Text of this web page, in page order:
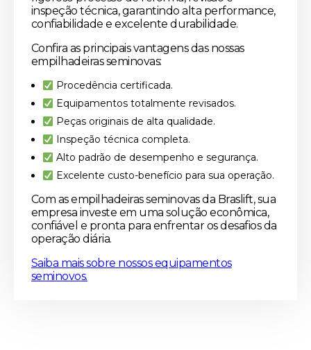
inspeção técnica, garantindo alta performance,
confiabilidade e excelente durabilidade.
Confira as principais vantagens das nossas
empilhadeiras seminovas:
Procedência certificada.
Equipamentos totalmente revisados.
Peças originais de alta qualidade.
Inspeção técnica completa.
Alto padrão de desempenho e segurança.
Excelente custo-benefício para sua operação.
Com as empilhadeiras seminovas da Braslift, sua
empresa investe em uma solução econômica,
confiável e pronta para enfrentar os desafios da
operação diária.
Saiba mais sobre nossos equipamentos
seminovos.